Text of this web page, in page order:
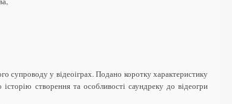
супроводу у відеоіграх. Подано коротку характеристику
створення та особливості саундреку до відеогри